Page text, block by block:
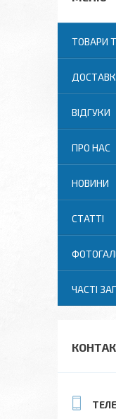
ТОВАРИ
ВІДГУКИ
ПРО НАС
НОВИНИ
СТАТТІ
ЧАСТІ